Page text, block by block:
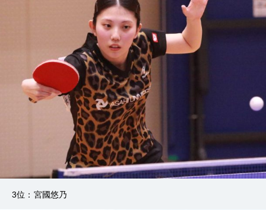
3位：宮國悠乃